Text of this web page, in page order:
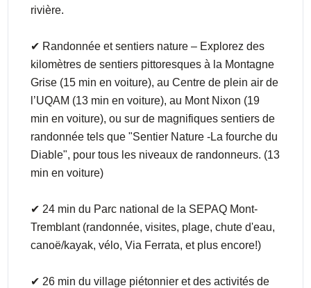
rivière.
✔ Randonnée et sentiers nature – Explorez des
kilomètres de sentiers pittoresques à la Montagne
Grise (15 min en voiture), au Centre de plein air de
l’UQAM (13 min en voiture), au Mont Nixon (19
min en voiture), ou sur de magnifiques sentiers de
randonnée tels que "Sentier Nature -La fourche du
Diable", pour tous les niveaux de randonneurs. (13
min en voiture)
✔ 24 min du Parc national de la SEPAQ Mont-
Tremblant (randonnée, visites, plage, chute d'eau,
canoë/kayak, vélo, Via Ferrata, et plus encore!)
✔ 26 min du village piétonnier et des activités de